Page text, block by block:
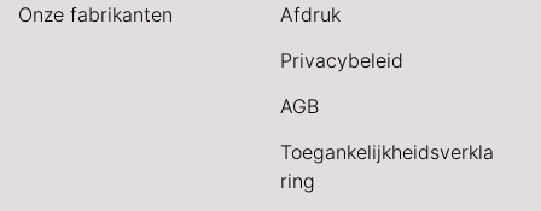
Onze fabrikanten
Afdruk
Privacybeleid
AGB
Toegankelijkheidsverkla
ring